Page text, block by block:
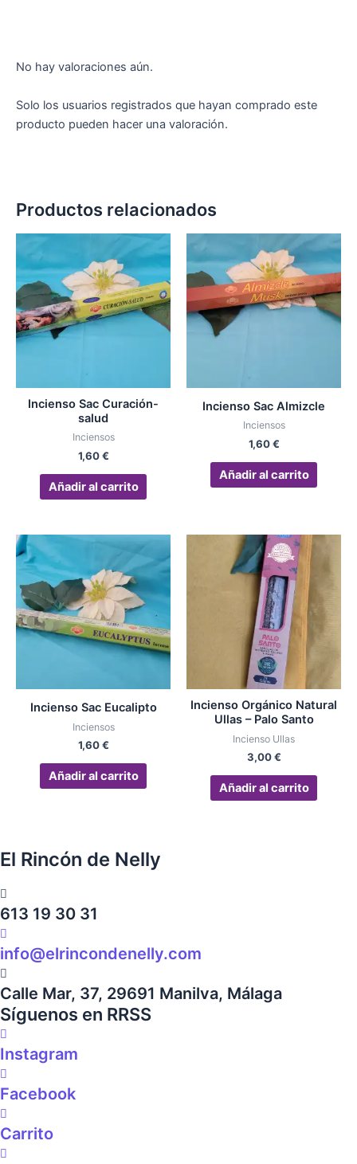
No hay valoraciones aún.
Solo los usuarios registrados que hayan comprado este
producto pueden hacer una valoración.
Productos relacionados
Incienso Sac Curación-
salud
Inciensos
1,60€
Añadir al carrito
Incienso Sac Almizcle
Inciensos
1,60€
Añadir al carrito
Incienso Sac Eucalipto
Inciensos
1,60€
Añadir al carrito
Incienso Orgánico Natural
Ullas – Palo Santo
Incienso Ullas
3,00€
Añadir al carrito
El Rincón de Nelly
613 19 30 31
info@elrincondenelly.com
Calle Mar, 37, 29691 Manilva, Málaga
Síguenos en RRSS
Instagram
Facebook
Carrito